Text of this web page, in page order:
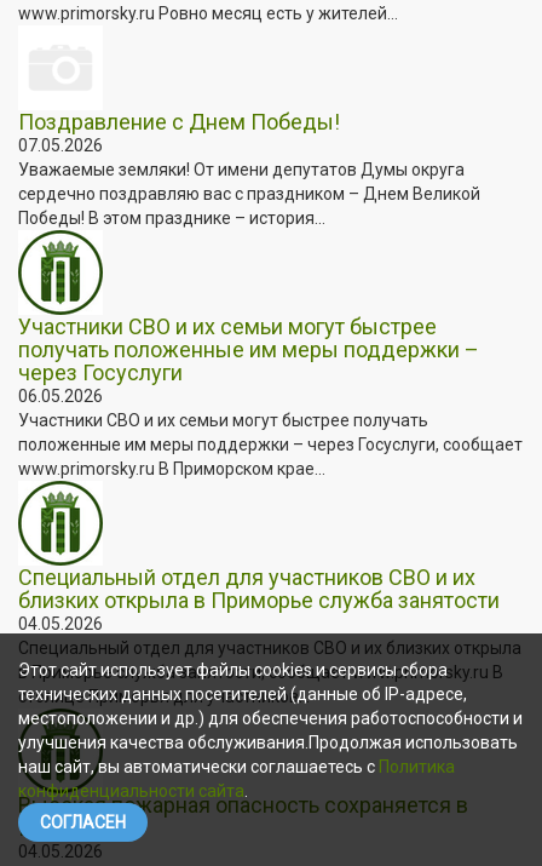
www.primorsky.ru Ровно месяц есть у жителей...
Поздравление с Днем Победы!
07.05.2026
Уважаемые земляки! От имени депутатов Думы округа
сердечно поздравляю вас с праздником – Днем Великой
Победы! В этом празднике – история...
Участники СВО и их семьи могут быстрее
получать положенные им меры поддержки –
через Госуслуги
06.05.2026
Участники СВО и их семьи могут быстрее получать
положенные им меры поддержки – через Госуслуги, сообщает
www.primorsky.ru В Приморском крае...
Специальный отдел для участников СВО и их
близких открыла в Приморье служба занятости
04.05.2026
Специальный отдел для участников СВО и их близких открыла
в Приморье служба занятости, сообщает www.primorsky.ru В
столице Приморья для участников...
Высокая пожарная опасность сохраняется в
Приморье
04.05.2026
Этот сайт использует файлы cookies и сервисы сбора
технических данных посетителей (данные об IP-адресе,
местоположении и др.) для обеспечения работоспособности и
улучшения качества обслуживания.Продолжая использовать
наш сайт, вы автоматически соглашаетесь с Политика
конфиденциальности сайта
СОГЛАСЕН